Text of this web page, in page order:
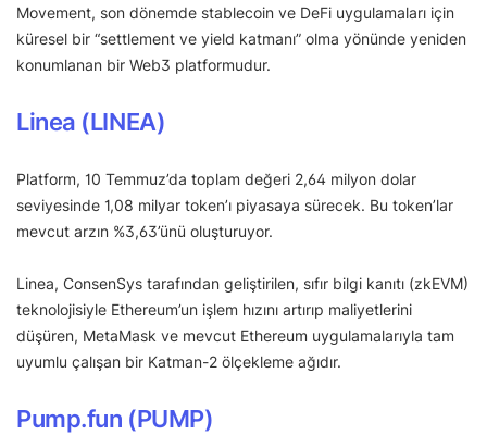
Movement, son dönemde stablecoin ve DeFi uygulamaları için
küresel bir “settlement ve yield katmanı” olma yönünde yeniden
konumlanan bir Web3 platformudur.
Linea (LINEA)
Platform, 10 Temmuz’da toplam değeri 2,64 milyon dolar
seviyesinde 1,08 milyar token’ı piyasaya sürecek. Bu token’lar
mevcut arzın %3,63’ünü oluşturuyor.
Linea, ConsenSys tarafından geliştirilen, sıfır bilgi kanıtı (zkEVM)
teknolojisiyle Ethereum’un işlem hızını artırıp maliyetlerini
düşüren, MetaMask ve mevcut Ethereum uygulamalarıyla tam
uyumlu çalışan bir Katman-2 ölçekleme ağıdır.
Pump.fun (PUMP)